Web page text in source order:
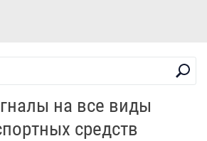
на все виды
средств